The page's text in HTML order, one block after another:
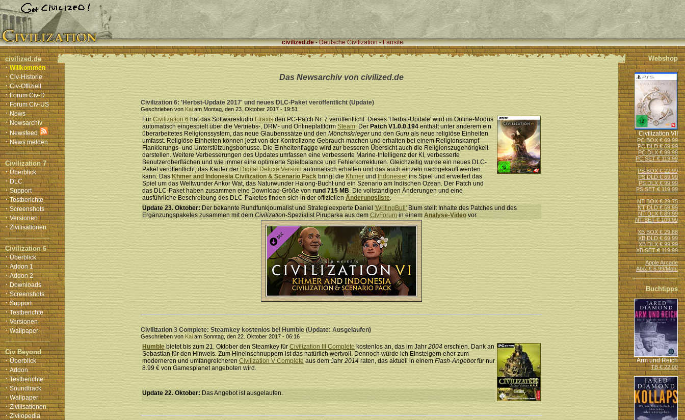
civilized.de- Deutsche Civilization - Fansite
civilized.de Webshop
·Willkommen
·Civ-Historie
·Civ-Offiziell
·Forum Civ-D
·Forum Civ-US
·News
·Newsarchiv
·Newsfeed
·News melden
Civilization 7
·Überblick
·DLC
·Support
·Testberichte
·Screenshots
·Versionen
·Zivilisationen
Civilization 6
·Überblick
·Addon 1
·Addon 2
·Downloads
·Screenshots
·Support
·Testberichte
·Versionen
·Wallpaper
Civ Beyond
·Überblick
·Addon
·Testberichte
·Soundtrack
·Wallpaper
·Zivilisationen
·Zivilopedia
Das Newsarchiv von civilized.de
Civilization 6: 'Herbst-Update 2017' und neues DLC-Paket veröffentlicht (Update)
Geschrieben von Kai am Montag, den 23. Oktober 2017 - 19:51
Für Civilization 6 hat das Softwarestudio Firaxisden PC-Patch Nr. 7 veröffentlicht. Dieses 'Herbst-Update' wird im Online-Modus
automatisch eingespielt über die Vertriebs-, DRM- und Onlineplattform Steam: Der Patch V1.0.0.194enthält unter anderem ein
überarbeitetes Religionssystem, das neue Glaubenssätze und den Mönchskriegerund den Guru als neue religiöse Einheiten
umfasst. Religiöse Einheiten können jetzt von der Kontrollzone Gebrauch machen und erhalten bei einem Religionskampf
Flankierungs- und Unterstützungsbonusse. Die Einheitenflagge wird zur besseren Übersicht auch die Religionszugehörigkeit
darstellen. Weitere Verbesserungen des Updates umfassen eine verbesserte Marine-Intelligenz der KI, verbesserte
Benutzeroberflächen und wie immer eine optimierte Spielbalance und Fehlerkorrekturen. Gleichzeitig wurde ein neues DLC-
Paket veröffentlicht, das Käufer der Digital Deluxe Versionautomatisch erhalten und das auch einzeln nachgekauft werden
kann: Das Khmer and Indonesia Civilization & Scenario Pack bringt die Khmerund Indonesier ins Spiel und erweitert das
Spiel um das Weltwunder Ankor Wat, das Naturwunder Halong-Bucht und ein Szenario am Indischen Ozean. Der Patch und
das DLC-Paket haben zusammen eine Download-Größe von rund 715 MB. Die vollständigen Änderungen und eine
ausführliche Beschreibung des DLC-Paketes finden sich in der offiziellen Änderungsliste.
Update 23. Oktober: Der bekannte Rundfunkjournalist und Strategieexperte Daniel 'WritingBull'Blum stellt Inhalte des Patches und des
Ergänzungspaketes zusammen mit dem Civilization-Spezialist Piruparka aus dem CivForumin einem Analyse-Videovor.
Civilization 3 Complete: Steamkey kostenlos bei Humble (Update: Ausgelaufen)
Geschrieben von Kaiam Sonntag, den 22. Oktober 2017 - 06:16
Humble bietet bis zum 21. Oktober den Steamkey für Civilization III Completekostenlos an, das im Jahr2004 erschien. Dank an
Sebastian für den Hinweis. Zum Hineinschnuppern ist das natürlich wertvoll. Dennoch würde ich Einsteigern eher zum
moderneren und umfangreicheren Civilization V Completeaus dem Jahr2014raten, das aktuell in einemFlash-Angebotfür nur
8.99 € von Gamesplanet angeboten wird.
Update 22. Oktober: Das Angebot ist ausgelaufen.
Civilization VII
PC BOX € 69.99
PC DLD € 69.99
PC DLX € 99.99
PC SET € 119.99
PS BOX € 22.99
PS DLD € 69.99
PS DLX € 99.99
PS SET € 119.99
NT BOX € 29.75
NT DLD € 59.99
NT DLX € 89.99
NT SET € 109.99
XB BOX € 29.88
XB DLD € 69.99
XB DLX € 99.99
XB SET € 119.99
Apple Arcade
Abo: € 6.99/Mon.
Buchtipps
Arm und Reich
TB € 22.00